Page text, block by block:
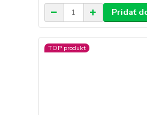
Pridať
TOP produkt